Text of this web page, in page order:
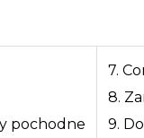
pochodne
7.
8.
9.